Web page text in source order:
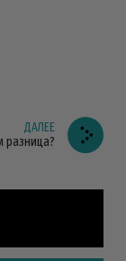
ДАЛЕЕ
разница?